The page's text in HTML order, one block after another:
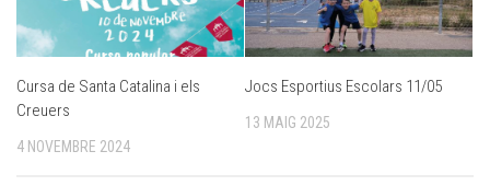
Cursa de Santa Catalina i els
Creuers
4 NOVEMBRE 2024
Jocs Esportius Escolars 11/05
13 MAIG 2025